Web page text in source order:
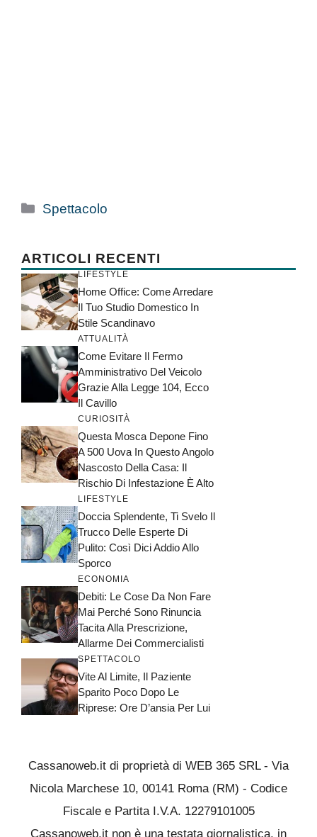
Categorie
Spettacolo
ARTICOLI RECENTI
LIFESTYLE
Home Office: Come Arredare
Il Tuo Studio Domestico In
Stile Scandinavo
ATTUALITÀ
Come Evitare Il Fermo
Amministrativo Del Veicolo
Grazie Alla Legge 104, Ecco
Il Cavillo
CURIOSITÀ
Questa Mosca Depone Fino
A 500 Uova In Questo Angolo
Nascosto Della Casa: Il
Rischio Di Infestazione È Alto
LIFESTYLE
Doccia Splendente, Ti Svelo Il
Trucco Delle Esperte Di
Pulito: Così Dici Addio Allo
Sporco
ECONOMIA
Debiti: Le Cose Da Non Fare
Mai Perché Sono Rinuncia
Tacita Alla Prescrizione,
Allarme Dei Commercialisti
SPETTACOLO
Vite Al Limite, Il Paziente
Sparito Poco Dopo Le
Riprese: Ore D’ansia Per Lui
Cassanoweb.it di proprietà di WEB 365 SRL - Via
Nicola Marchese 10, 00141 Roma (RM) - Codice
Fiscale e Partita I.V.A. 12279101005
Cassanoweb.it non è una testata giornalistica, in